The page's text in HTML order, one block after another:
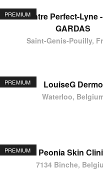
PREMIUMCentre Perfect-Lyne
GARDAS
Saint-Genis-Pouilly,
PREMIUM LouiseG Dermo
Waterloo,
PREMIUM Peonia Skin
7134 Binche,